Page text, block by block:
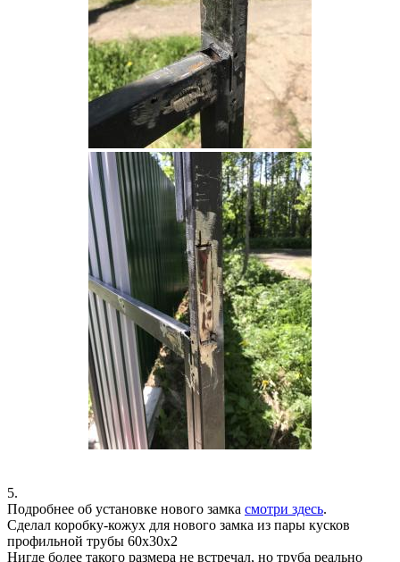
5.
Подробнее об установке нового замка смотри здесь.
Сделал коробку-кожух для нового замка из пары кусков
профильной трубы 60х30х2
Нигде более такого размера не встречал, но труба реально